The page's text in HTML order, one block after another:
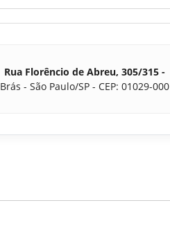
Rua Florêncio de Abreu, 305/315 -
Brás - São Paulo/SP - CEP: 01029-000